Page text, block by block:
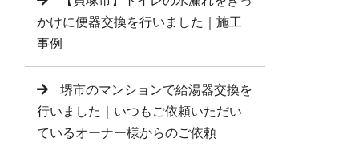
かけに便器交換を行いました｜施工
事例
堺市のマンションで給湯器交換を
行いました｜いつもご依頼いただい
ているオーナー様からのご依頼